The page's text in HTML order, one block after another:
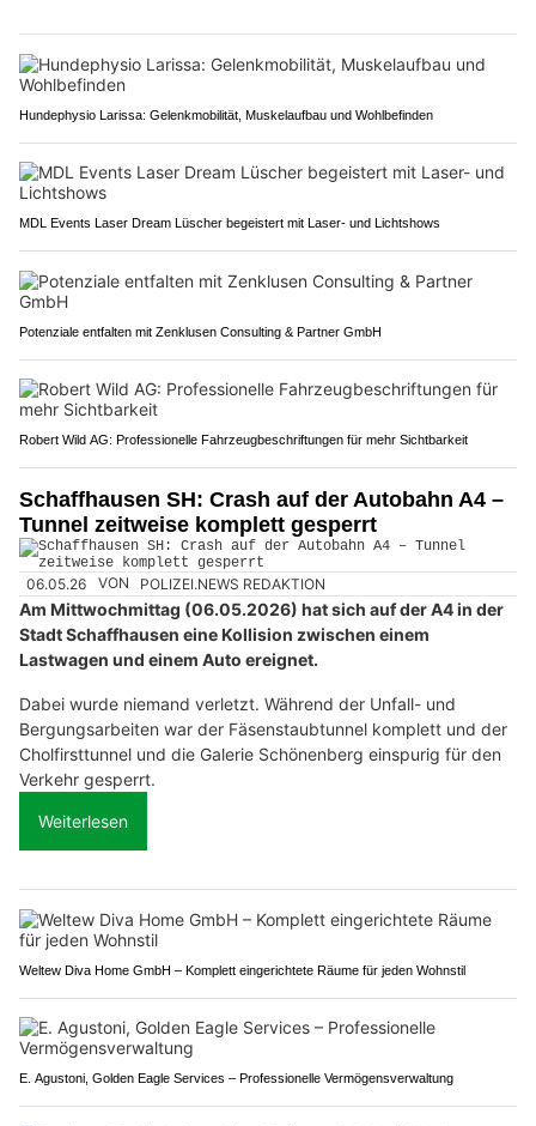
Hundephysio Larissa: Gelenkmobilität, Muskelaufbau und Wohlbefinden
MDL Events Laser Dream Lüscher begeistert mit Laser- und Lichtshows
Potenziale entfalten mit Zenklusen Consulting & Partner GmbH
Robert Wild AG: Professionelle Fahrzeugbeschriftungen für mehr Sichtbarkeit
Schaffhausen SH: Crash auf der Autobahn A4 –
Tunnel zeitweise komplett gesperrt
06.05.26 VON POLIZEI.NEWS REDAKTION
Am Mittwochmittag (06.05.2026) hat sich auf der A4 in der
Stadt Schaffhausen eine Kollision zwischen einem
Lastwagen und einem Auto ereignet.
Dabei wurde niemand verletzt. Während der Unfall- und
Bergungsarbeiten war der Fäsenstaubtunnel komplett und der
Cholfirsttunnel und die Galerie Schönenberg einspurig für den
Verkehr gesperrt.
Weiterlesen
Weltew Diva Home GmbH – Komplett eingerichtete Räume für jeden Wohnstil
E. Agustoni, Golden Eagle Services – Professionelle Vermögensverwaltung